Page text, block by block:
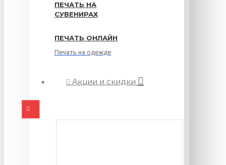
ПЕЧАТЬ НА
СУВЕНИРАХ
ПЕЧАТЬ ОНЛАЙН
Печать на одежде
Акции и скидки